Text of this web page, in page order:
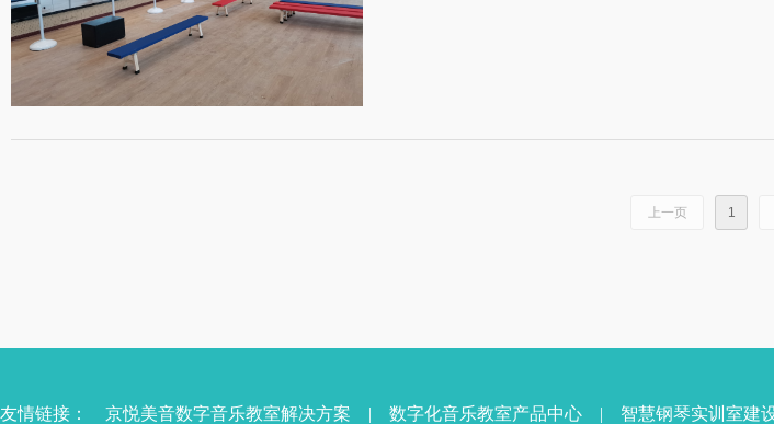
上一页 1
友情链接： 京悦美音数字音乐教室解决方案 | 数字化音乐教室产品中心 | 智慧钢琴实训室建